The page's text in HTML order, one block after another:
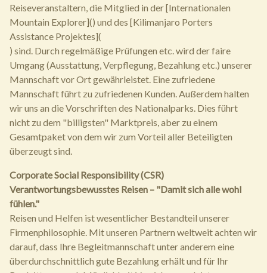
Reiseveranstaltern, die Mitglied in der [Internationalen
Mountain Explorer]() und des [Kilimanjaro Porters
Assistance Projektes](
) sind. Durch regelmäßige Prüfungen etc. wird der faire
Umgang (Ausstattung, Verpflegung, Bezahlung etc.) unserer
Mannschaft vor Ort gewährleistet. Eine zufriedene
Mannschaft führt zu zufriedenen Kunden. Außerdem halten
wir uns an die Vorschriften des Nationalparks. Dies führt
nicht zu dem "billigsten" Marktpreis, aber zu einem
Gesamtpaket von dem wir zum Vorteil aller Beteiligten
überzeugt sind.
Corporate Social Responsibility (CSR)
Verantwortungsbewusstes Reisen – "Damit sich alle wohl
fühlen."
Reisen und Helfen ist wesentlicher Bestandteil unserer
Firmenphilosophie. Mit unseren Partnern weltweit achten wir
darauf, dass Ihre Begleitmannschaft unter anderem eine
überdurchschnittlich gute Bezahlung erhält und für Ihr